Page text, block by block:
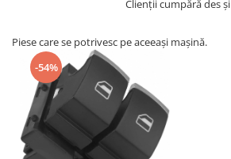
Clienții cumpără des și
Piese care se potrivesc pe aceeași mașină.
-54%